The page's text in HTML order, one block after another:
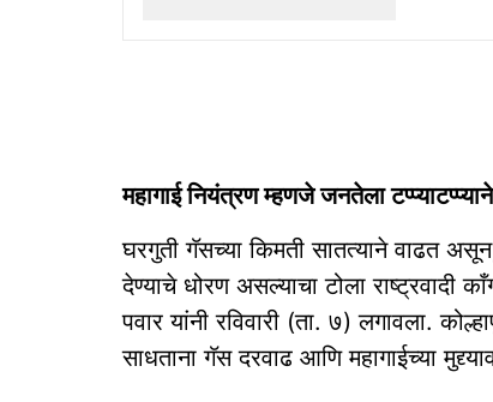
महागाई नियंत्रण म्हणजे जनतेला
घरगुती गॅसच्या किमती सातत्याने वाढत
देण्याचे धोरण असल्याचा टोला राष्ट्रवादी
पवार यांनी रविवारी (ता. ७) लगावला.
साधताना गॅस दरवाढ आणि महागाईच्या